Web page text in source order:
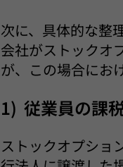
次に、具体的な整
会社がストックオ
が、この場合にお
1) 従業員の課
ストックオプショ